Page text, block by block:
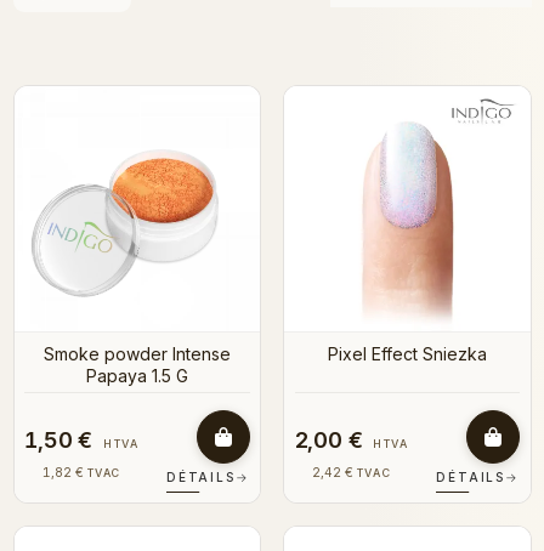
Smoke powder Intense
Papaya 1.5 G
1,50 € HTVA
1,82 € TVAC DÉTAILS →
Pixel Effect Sniezka
2,00 € HTVA
2,42 € TVAC DÉTAILS →